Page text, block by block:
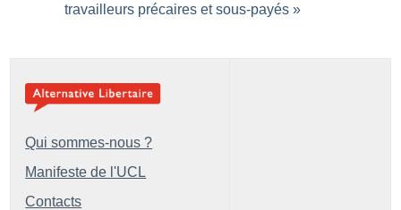
travailleurs précaires et sous-payés »
Qui sommes-nous ?
Manifeste de l'UCL
Contacts